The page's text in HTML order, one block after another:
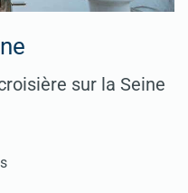
sur la Seine